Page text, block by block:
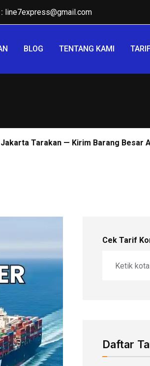
line7express@gmail.com
BLOG TENTANG KAMI
Tarakan — Kirim Barang Besar
Cek Tarif
Daftar